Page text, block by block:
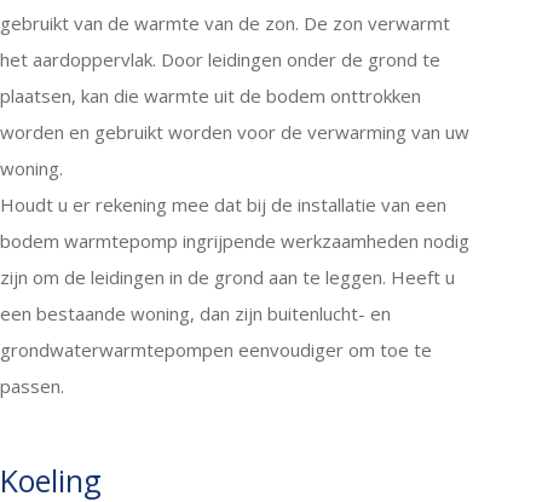
gebruikt van de warmte van de zon. De zon verwarmt
het aardoppervlak. Door leidingen onder de grond te
plaatsen, kan die warmte uit de bodem onttrokken
worden en gebruikt worden voor de verwarming van uw
woning.
Houdt u er rekening mee dat bij de installatie van een
bodem warmtepomp ingrijpende werkzaamheden nodig
zijn om de leidingen in de grond aan te leggen. Heeft u
een bestaande woning, dan zijn buitenlucht- en
grondwaterwarmtepompen eenvoudiger om toe te
passen.
Koeling